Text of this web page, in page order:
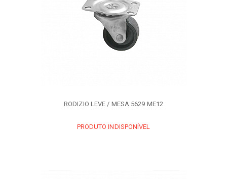
RODIZIO LEVE / MESA 5629 ME12
PRODUTO INDISPONÍVEL